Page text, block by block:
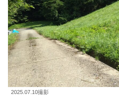
2025.07.10撮影